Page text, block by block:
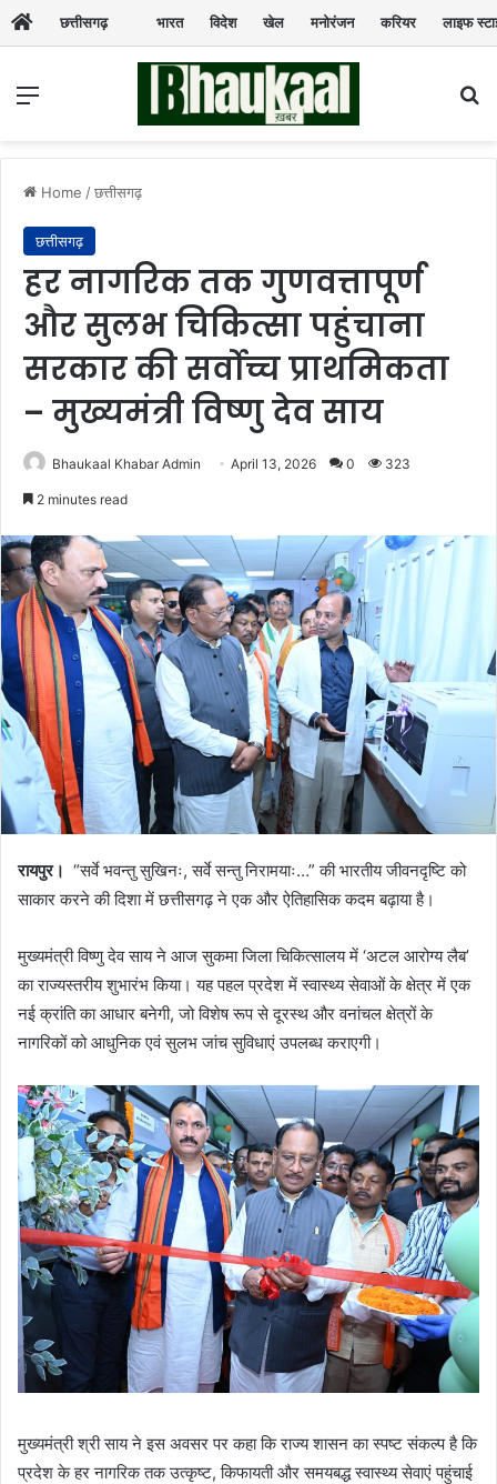
छत्तीसगढ़ भारत विदेश खेल मनोरंजन करियर लाइफ
Menu
Home /छत्तीसगढ़
छत्तीसगढ़
हर नागरिक तक गुणवत्तापूर्ण
और सुलभ चिकित्सा पहुंचाना
सरकार की सर्वोच्च प्राथमिकता
– मुख्यमंत्री विष्णु देव साय
Bhaukaal Khabar Admin April 13, 2026 0 323
2 minutes read
रायपुर। “सर्वे भवन्तु सुखिनः, सर्वे सन्तु निरामयाः…” की भारतीय जीवनदृष्टि को
साकार करने की दिशा में छत्तीसगढ़ ने एक और ऐतिहासिक कदम बढ़ाया है।
मुख्यमंत्री विष्णु देव साय ने आज सुकमा जिला चिकित्सालय में ‘अटल आरोग्य लैब’
का राज्यस्तरीय शुभारंभ किया। यह पहल प्रदेश में स्वास्थ्य सेवाओं के क्षेत्र में एक
नई क्रांति का आधार बनेगी, जो विशेष रूप से दूरस्थ और वनांचल क्षेत्रों के
नागरिकों को आधुनिक एवं सुलभ जांच सुविधाएं उपलब्ध कराएगी।
मुख्यमंत्री श्री साय ने इस अवसर पर कहा कि राज्य शासन का स्पष्ट संकल्प है कि
प्रदेश के हर नागरिक तक उत्कृष्ट, किफायती और समयबद्ध स्वास्थ्य सेवाएं पहुंचाई